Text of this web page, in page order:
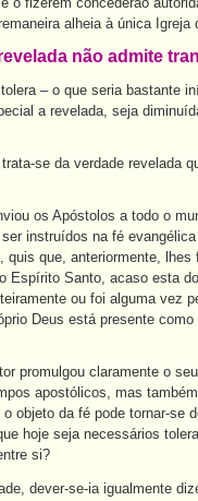
alheia à única Igreja
não admite
– o que seria bastante
a revelada, seja
se da verdade revelada
os Apóstolos a todo o
instruídos na fé
quis que, anteriormente, lhes
Espírito Santo, acaso esta
ou foi alguma vez
Deus está presente como
promulgou claramente o
apostólicos, mas
objeto da fé pode tornar-se
hoje seja necessários
si?
dever-se-ia igualmente